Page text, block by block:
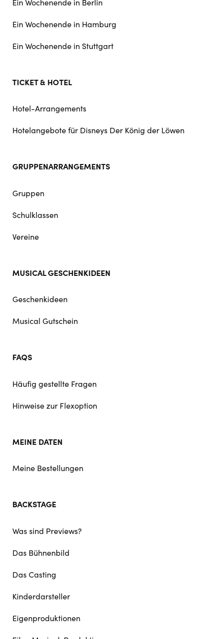
Ein Wochenende in Berlin
Ein Wochenende in Hamburg
Ein Wochenende in Stuttgart
TICKET & HOTEL
Hotel-Arrangements
Hotelangebote für Disneys Der König der Löwen
GRUPPENARRANGEMENTS
Gruppen
Schulklassen
Vereine
MUSICAL GESCHENKIDEEN
Geschenkideen
Musical Gutschein
FAQS
Häufig gestellte Fragen
Hinweise zur Flexoption
MEINE DATEN
Meine Bestellungen
BACKSTAGE
Was sind Previews?
Das Bühnenbild
Das Casting
Kinderdarsteller
Eigenproduktionen